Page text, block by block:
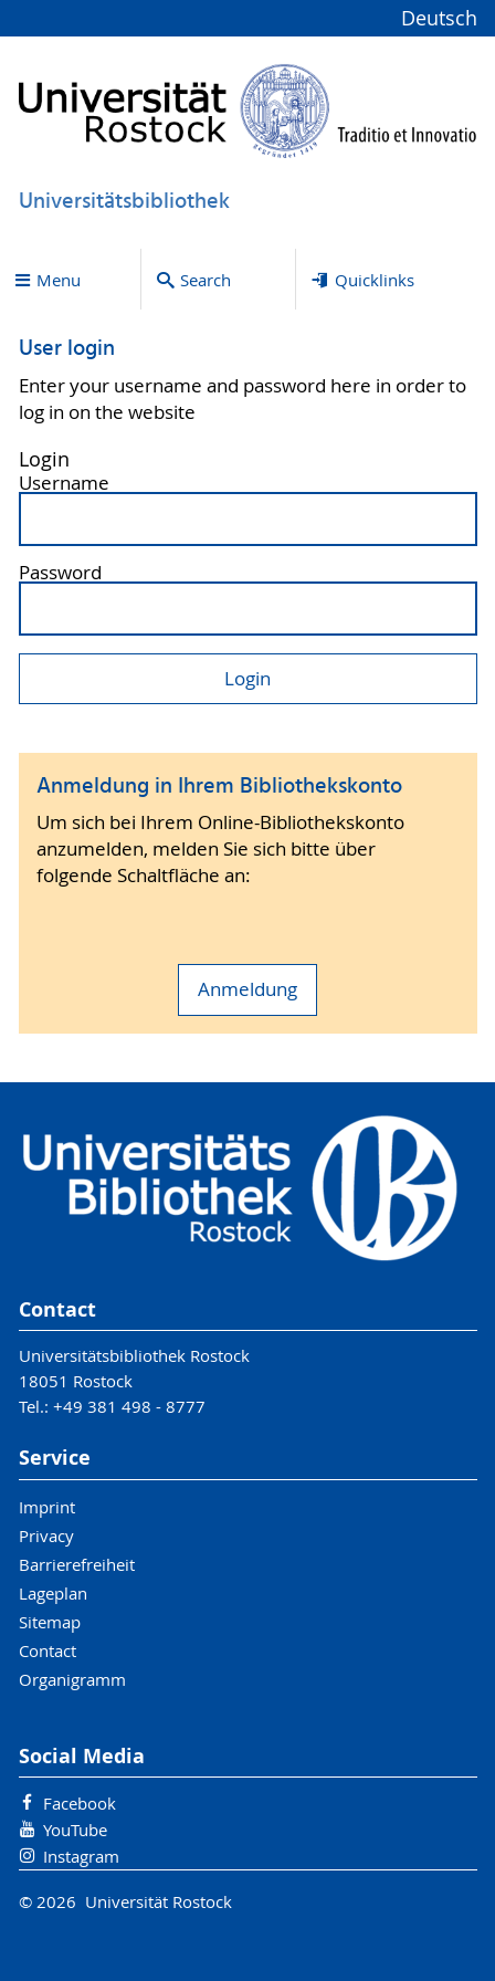
Deutsch
Universitätsbibliothek
Menu Search Quicklinks
User login
Enter your username and password here in order to
log in on the website
Login
Username
Password
Anmeldung in Ihrem Bibliothekskonto
Um sich bei Ihrem Online-Bibliothekskonto
anzumelden, melden Sie sich bitte über
folgende Schaltfläche an:
Anmeldung
Contact
Universitätsbibliothek Rostock
18051 Rostock
Tel.: +49 381 498 - 8777
Service
Imprint
Privacy
Barrierefreiheit
Lageplan
Sitemap
Contact
Organigramm
Social Media
Facebook
YouTube
Instagram
© 2026 Universität Rostock